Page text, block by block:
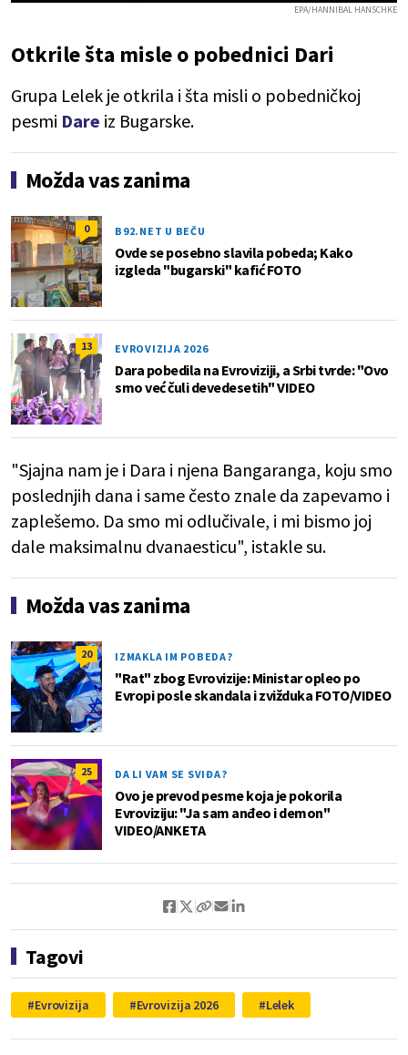
EPA/HANNIBAL HANSCHKE
Otkrile šta misle o pobednici Dari
Grupa Lelek je otkrila i šta misli o pobedničkoj
pesmi Dare iz Bugarske.
Možda vas zanima
0 B92.NET U BEČU
Ovde se posebno slavila pobeda; Kako
izgleda "bugarski" kafić FOTO
13 EVROVIZIJA 2026
Dara pobedila na Evroviziji, a Srbi tvrde: "Ovo
smo već čuli devedesetih" VIDEO
"Sjajna nam je i Dara i njena Bangaranga, koju smo
poslednjih dana i same često znale da zapevamo i
zaplešemo. Da smo mi odlučivale, i mi bismo joj
dale maksimalnu dvanaesticu", istakle su.
Možda vas zanima
20 IZMAKLA IM POBEDA?
"Rat" zbog Evrovizije: Ministar opleo po
Evropi posle skandala i zvižduka FOTO/VIDEO
25 DA LI VAM SE SVIĐA?
Ovo je prevod pesme koja je pokorila
Evroviziju: "Ja sam anđeo i demon"
VIDEO/ANKETA
Tagovi
Evrovizija Evrovizija 2026 Lelek